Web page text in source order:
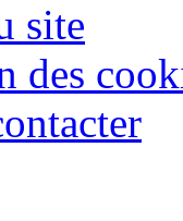
site
des